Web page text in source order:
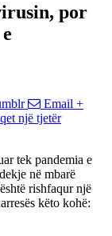
por
Email +
tek pandemia e
në mbarë
rishfaqur një
këto kohë: